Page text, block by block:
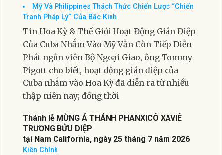
Mỹ Và Philippines Thách Thức Chiến Lược “Chiến
Tranh Pháp Lý” Của Bắc Kinh
Tin Hoa Kỳ & Thế Giới Hoạt Động Gián Điệp
Của Cuba Nhắm Vào Mỹ Vẫn Còn Tiếp Diễn
Phát ngôn viên Bộ Ngoại Giao, ông Tommy
Pigott cho biết, hoạt động gián điệp của
Cuba nhắm vào Hoa Kỳ đã diễn ra từ nhiều
thập niên nay; đồng thời
Thánh lễ MỪNG Á THÁNH PHANXICÔ XAVIÊ
TRƯƠNG BỬU DIỆP
tại Nam California, ngày 25 tháng 7 năm 2026
Kiên Chính